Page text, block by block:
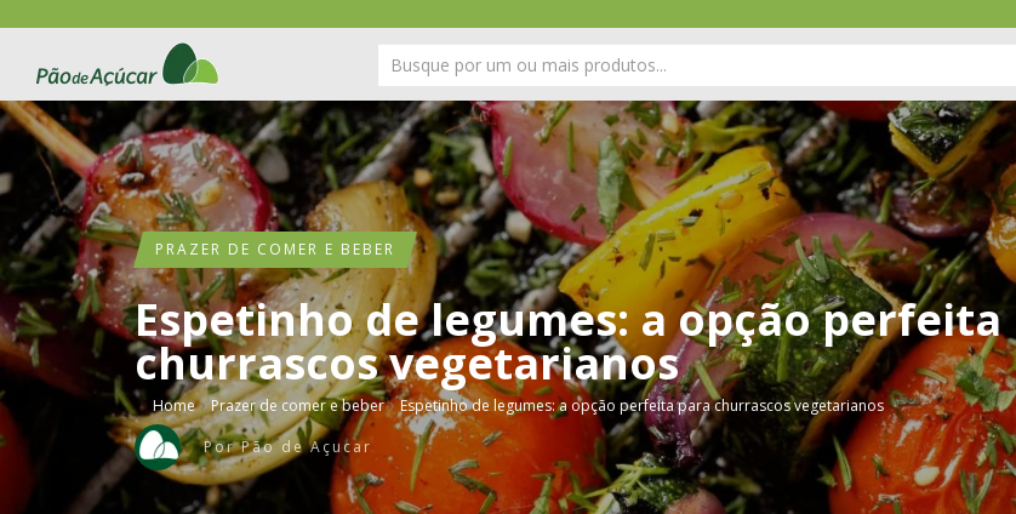
PRAZER DE COMER E BEBER
Espetinho de legumes: a opção perfeita
churrascos vegetarianos
Home › Prazer de comer e beber › Espetinho de legumes: a opção perfeita para churrascos vegetarianos
PorPão de Açucar